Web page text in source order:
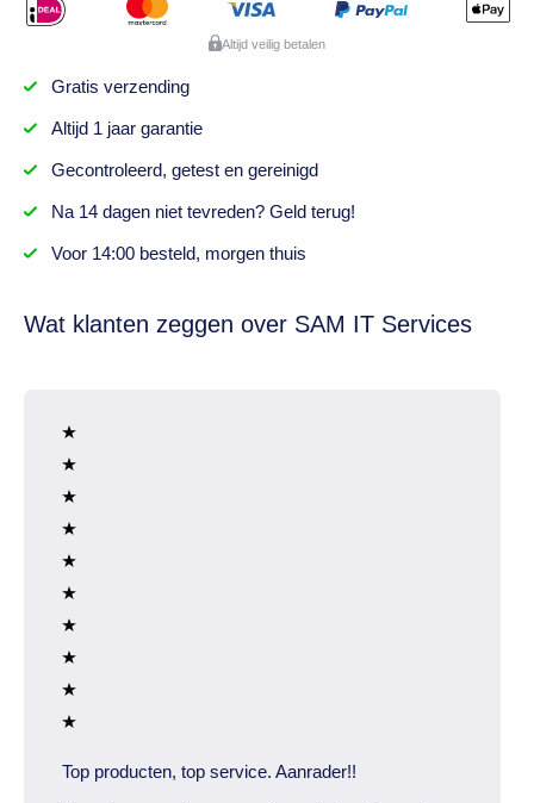
Altijd veilig betalen
Gratis verzending
Altijd 1 jaargarantie
Gecontroleerd, getesten gereinigd
Na 14 dagenniet tevreden? Geld terug!
Voor 14:00 besteld, morgen thuis
Wat klanten zeggen over SAM IT Services
Top producten, top service. Aanrader!!